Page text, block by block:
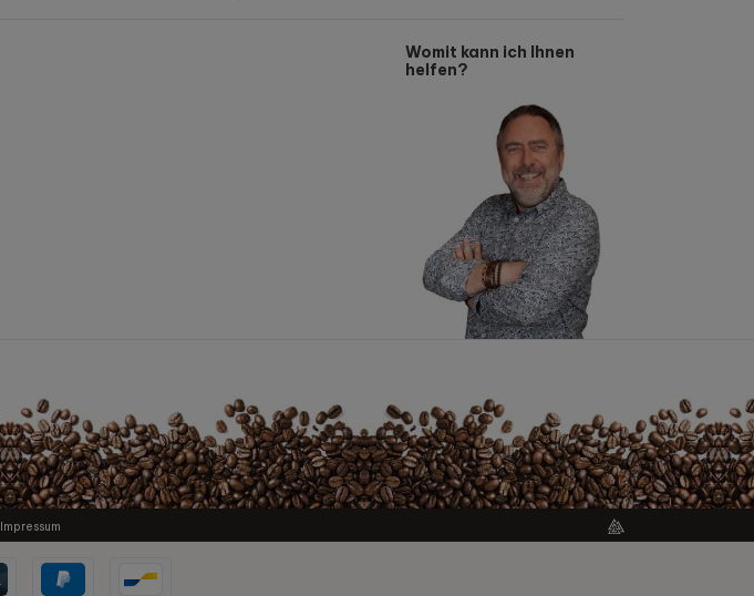
Womit kann ich Ihnen
helfen?
Impressum